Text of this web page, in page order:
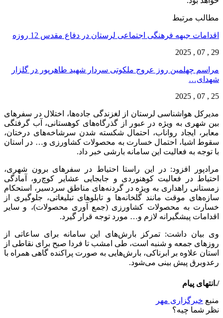
مطالب مرتبط
اقدامات جبهه فرهنگی اجتماعی لرستان در دفاع مقدس 12 روزه
29 , 07 , 2025
مراسم چهلمین روز عروج ملکوتی سردار شهید طاهرپور در گلزار
شهدای…
25 , 07 , 2025
مدیرکل هواشناسی لرستان از لغزندگی جاده‌ها، اختلال در سفرهای
بین شهری به ویژه در عبور از گذرگاه‌های کوهستانی، آب گرفتگی
معابر، ایجاد رواناب، احتمال شکسته شدن سرشاخه‌های درختان،
سقوط اشیا، احتمال خسارت به محصولات کشاورزی و… در استان
با توجه به فعالیت این سامانه بارشی خبر داد.
مرادپور افزود: در این راستا احتیاط در سفرهای برون شهری،
احتیاط در فعالیت کوهنوردی و جابجایی عشایر کوچ‌رو، آمادگی
زمستانی راهداری به ویژه در گردنه‌های مناطق سردسیر، استحکام
سازه‌های موقت مانند گلخانه‌ها و تابلوهای تبلیغاتی، جلوگیری از
خسارت به محصولات کشاورزی (جمع آوری محصولات)، و سایر
اقدامات پیشگیرانه لازم و… مورد توجه قرار گیرد.
وی بیان داشت: تمرکز بارش‌های این سامانه برای ساعاتی از
روزهای جمعه و شنبه است، طی امشب تا فردا صبح برای نقاطی از
استان علاوه بر ابرناکی، بارش‌هایی به صورت پراکنده گاهی همراه با
رعدوبرق پیش بینی می‌شود.
/.انتهای پیام
منبع خبرگزاری مهر
نظر شما چیه؟